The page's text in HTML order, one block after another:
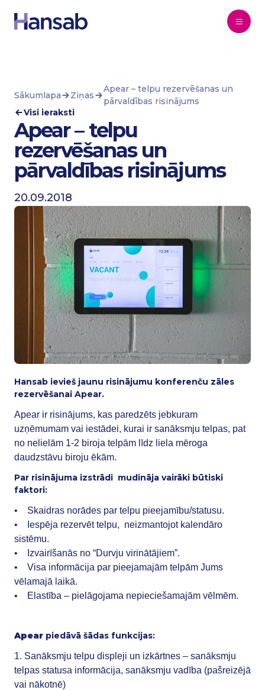
Sākumlapa Ziņas
Apear – telpu rezervēšanas un
pārvaldības risinājums
Visi ieraksti
Apear – telpu
rezervēšanas un
pārvaldības risinājums
20.09.2018
Hansab ievieš jaunu risinājumu konferenču zāles
rezervēšanai Apear.
Apear ir risinājums, kas paredzēts jebkuram
uzņēmumam vai iestādei, kurai ir sanāksmju telpas, pat
no nelielām 1-2 biroja telpām līdz liela mēroga
daudzstāvu biroju ēkām.
Par risinājuma izstrādi mudināja vairāki būtiski
faktori:
• Skaidras norādes par telpu pieejamību/statusu.
• Iespēja rezervēt telpu, neizmantojot kalendāro
sistēmu.
• Izvairīšanās no “Durvju virinātājiem”.
• Visa informācija par pieejamajām telpām Jums
vēlamajā laikā.
• Elastība – pielāgojama nepieciešamajām vēlmēm.
Apear piedāvā šādas funkcijas:
1. Sanāksmju telpu displeji un izkārtnes – sanāksmju
telpas statusa informācija, sanāksmju vadība (pašreizējā
vai nākotnē)